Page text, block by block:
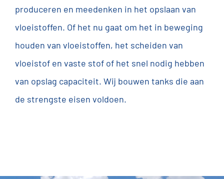
produceren en meedenken in het opslaan van
vloeistoffen. Of het nu gaat om het in beweging
houden van vloeistoffen, het scheiden van
vloeistof en vaste stof of het snel nodig hebben
van opslag capaciteit. Wij bouwen tanks die aan
de strengste eisen voldoen.